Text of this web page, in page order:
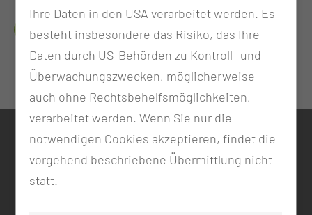
KONTAKT
0355 46 -0
Ihre Daten in den USA verarbeitet werden. Es
besteht insbesondere das Risiko, das Ihre
Daten durch US-Behörden zu Kontroll- und
Überwachungszwecken, möglicherweise
auch ohne Rechtsbehelfsmöglichkeiten,
verarbeitet werden. Wenn Sie nur die
notwendigen Cookies akzeptieren, findet die
vorgehend beschriebene Übermittlung nicht
statt.